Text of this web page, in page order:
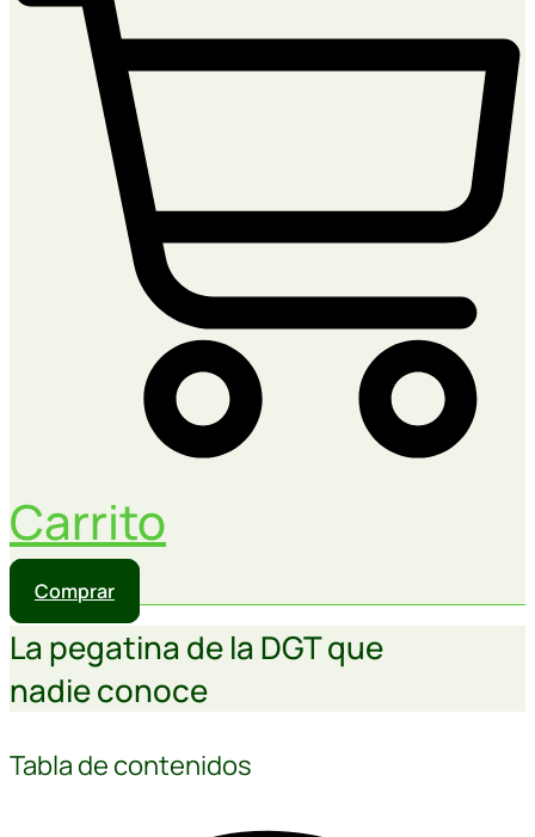
Carrito
Comprar
La pegatina de la DGT que
nadie conoce
Tabla de contenidos